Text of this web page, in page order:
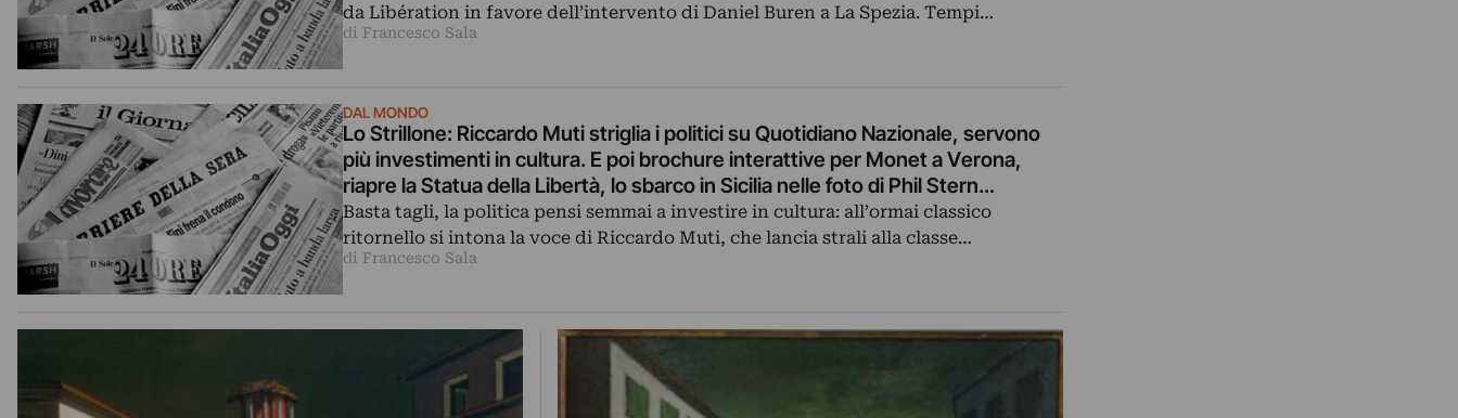
da Libération in favore dell’intervento di Daniel Buren a La Spezia. Tempi…
di Francesco Sala
DAL MONDO
Lo Strillone: Riccardo Muti striglia i politici su Quotidiano Nazionale, servono
più investimenti in cultura. E poi brochure interattive per Monet a Verona,
riapre la Statua della Libertà, lo sbarco in Sicilia nelle foto di Phil Stern…
Basta tagli, la politica pensi semmai a investire in cultura: all’ormai classico
ritornello si intona la voce di Riccardo Muti, che lancia strali alla classe…
di Francesco Sala